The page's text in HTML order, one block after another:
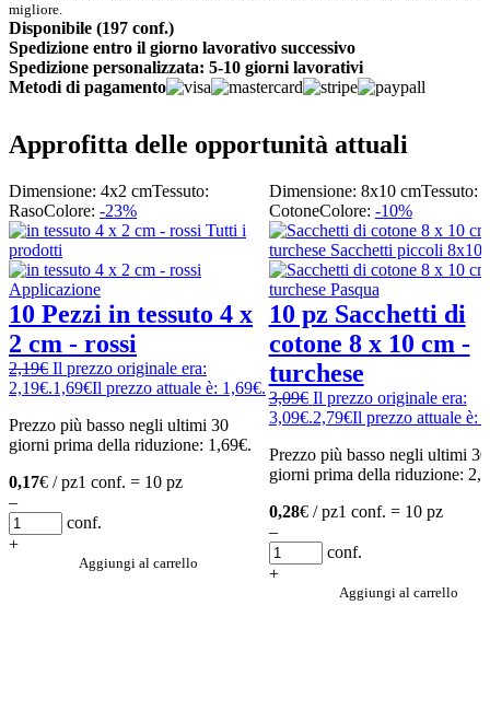
migliore.
Disponibile (197 conf.)
Spedizione entro il giorno lavorativo successivo
Spedizione personalizzata: 5-10 giorni lavorativi
Metodi di pagamento
Approfitta delle opportunità attuali
Dimensione: 4x2 cmTessuto:
RasoColore: -23%
10 Pezzi in tessuto 4 x
2 cm - rossi
2,19€ Il prezzo originale era:
2,19€.1,69€Il prezzo attuale è: 1,69€.
Prezzo più basso negli ultimi 30
giorni prima della riduzione: 1,69€.
0,17€ / pz1 conf. = 10 pz
–
conf.
+
Aggiungi al carrello
Dimensione: 8x10 cmTessuto:
CotoneColore: -10%
10 pz Sacchetti di
cotone 8 x 10 cm -
turchese
3,09€ Il prezzo originale era:
3,09€.2,79€Il prezzo attuale è:
Prezzo più basso negli ultimi 30
giorni prima della riduzione:
0,28€ / pz1 conf. = 10 pz
–
conf.
+
Aggiungi al carrello